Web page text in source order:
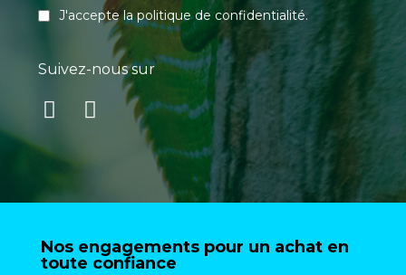
J'accepte lapolitique de confidentialité.
Suivez-nous sur
Nos engagements pour un achat en
toute confiance